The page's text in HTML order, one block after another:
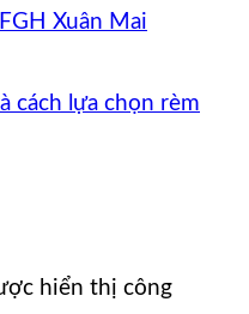
Xuân Mai
cách lựa chọn rèm
hiển thị công